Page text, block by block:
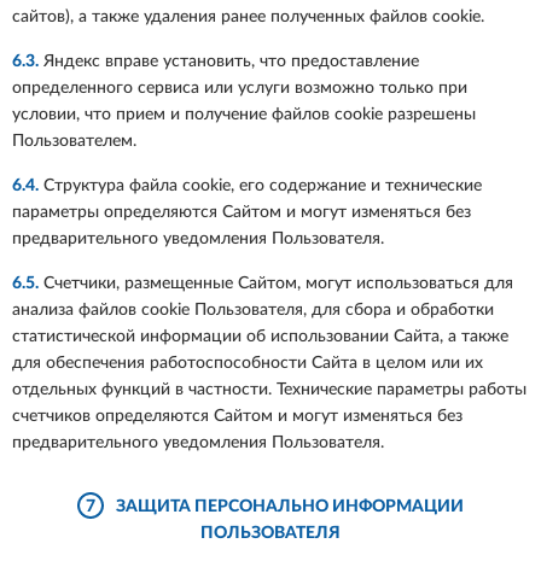
сайтов), а также удаления ранее полученных файлов cookie.
6.3. Яндекс вправе установить, что предоставление
определенного сервиса или услуги возможно только при
условии, что прием и получение файлов cookie разрешены
Пользователем.
6.4. Структура файла cookie, его содержание и технические
параметры определяются Сайтом и могут изменяться без
предварительного уведомления Пользователя.
6.5. Счетчики, размещенные Сайтом, могут использоваться для
анализа файлов cookie Пользователя, для сбора и обработки
статистической информации об использовании Сайта, а также
для обеспечения работоспособности Сайта в целом или их
отдельных функций в частности. Технические параметры работы
счетчиков определяются Сайтом и могут изменяться без
предварительного уведомления Пользователя.
7
ЗАЩИТА ПЕРСОНАЛЬНО ИНФОРМАЦИИ
ПОЛЬЗОВАТЕЛЯ